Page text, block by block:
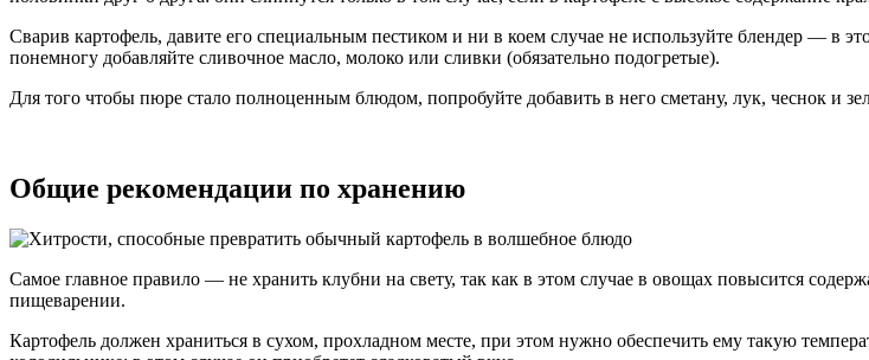
Сварив картофель, давите его специальным пестиком и ни в коем случае не используйте блендер — в
понемногу добавляйте сливочное масло, молоко или сливки (обязательно подогретые).
Для того чтобы пюре стало полноценным блюдом, попробуйте добавить в него сметану, лук, чеснок и
Общие рекомендации по хранению
Самое главное правило — не хранить клубни на свету, так как в этом случае в овощах повысится
пищеварении.
Картофель должен храниться в сухом, прохладном месте, при этом нужно обеспечить ему такую